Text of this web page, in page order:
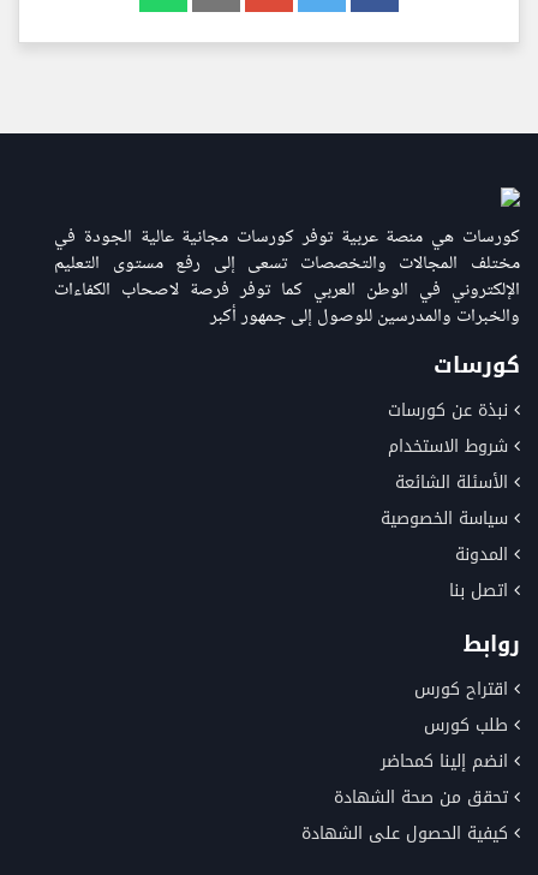
كورسات هي منصة عربية توفر كورسات مجانية عالية الجودة في
مختلف المجالات والتخصصات تسعى إلى رفع مستوى التعليم
الإلكتروني في الوطن العربي كما توفر فرصة لاصحاب الكفاءات
والخبرات والمدرسين للوصول إلى جمهور أكبر
كورسات
نبذة عن كورسات
شروط الاستخدام
الأسئلة الشائعة
سياسة الخصوصية
المدونة
اتصل بنا
روابط
اقتراح كورس
طلب كورس
انضم إلينا كمحاضر
تحقق من صحة الشهادة
كيفية الحصول على الشهادة